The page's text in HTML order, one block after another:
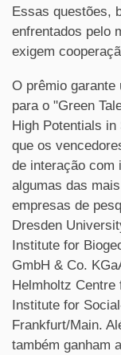
Essas questões,
enfrentados pelo
exigem
O prêmio garante
para o "Green
High Potentials
que os
de interação com
algumas das
empresas de
Dresden
Institute for
GmbH & Co.
Helmholtz Centre
Institute for
Frankfurt/Main.
também ganham